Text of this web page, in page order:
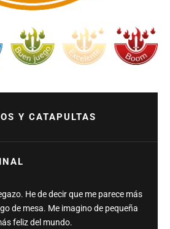
Y CATAPULTAS
He de decir que me parece más
de mesa. Me imagino de pequeña
feliz del mundo.